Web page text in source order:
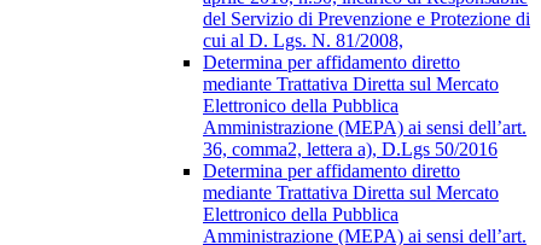
del Servizio di Prevenzione e Protezione di
cui al D. Lgs. N. 81/2008,
Determina per affidamento diretto
mediante Trattativa Diretta sul Mercato
Elettronico della Pubblica
Amministrazione (MEPA) ai sensi dell’art.
36, comma2, lettera a), D.Lgs 50/2016
Determina per affidamento diretto
mediante Trattativa Diretta sul Mercato
Elettronico della Pubblica
Amministrazione (MEPA) ai sensi dell’art.